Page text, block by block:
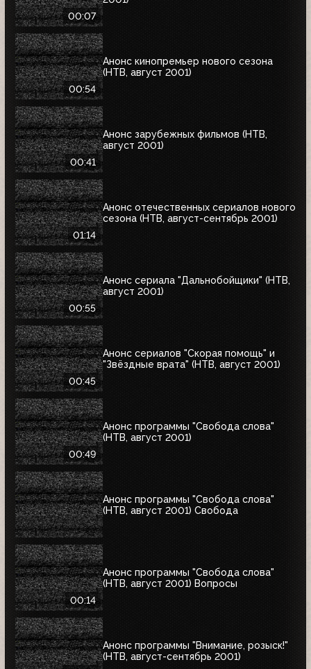
00:07
00:54
Анонс кинопремьер нового сезона
(НТВ, август 2001)
00:41
Анонс зарубежных фильмов (НТВ,
август 2001)
01:14
Анонс отечественных сериалов нового
сезона (НТВ, август-сентябрь 2001)
00:55
Анонс сериала "Дальнобойщики" (НТВ,
август 2001)
00:45
Анонс сериалов "Скорая помощь" и
"Звёздные врата" (НТВ, август 2001)
00:49
Анонс программы "Свобода слова"
(НТВ, август 2001)
Анонс программы "Свобода слова"
(НТВ, август 2001) Свобода
00:14
Анонс программы "Свобода слова"
(НТВ, август 2001) Вопросы
Анонс программы "Внимание, розыск!"
(НТВ, август-сентябрь 2001)